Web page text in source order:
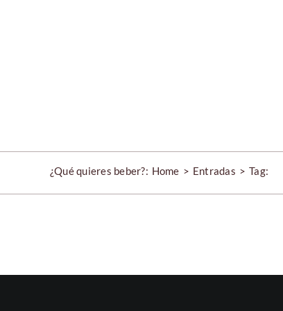
¿Qué quieres beber?: Home Entradas Tag: